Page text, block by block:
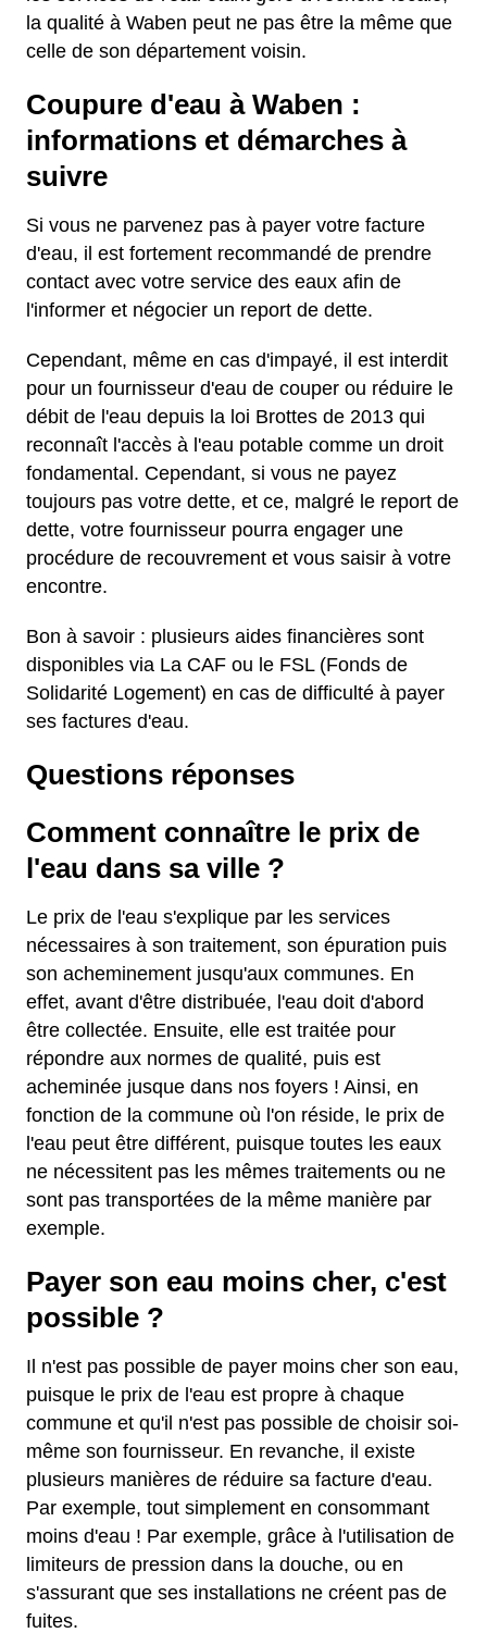
la qualité à Waben peut ne pas être la même que
celle de son département voisin.
Coupure d'eau à Waben :
informations et démarches à
suivre
Si vous ne parvenez pas à payer votre facture
d'eau, il est fortement recommandé de prendre
contact avec votre service des eaux afin de
l'informer et négocier un report de dette.
Cependant, même en cas d'impayé, il est interdit
pour un fournisseur d'eau de couper ou réduire le
débit de l'eau depuis la loi Brottes de 2013 qui
reconnaît l'accès à l'eau potable comme un droit
fondamental. Cependant, si vous ne payez
toujours pas votre dette, et ce, malgré le report de
dette, votre fournisseur pourra engager une
procédure de recouvrement et vous saisir à votre
encontre.
Bon à savoir : plusieurs aides financières sont
disponibles via La CAF ou le FSL (Fonds de
Solidarité Logement) en cas de difficulté à payer
ses factures d'eau.
Questions réponses
Comment connaître le prix de
l'eau dans sa ville ?
Le prix de l'eau s'explique par les services
nécessaires à son traitement, son épuration puis
son acheminement jusqu'aux communes. En
effet, avant d'être distribuée, l'eau doit d'abord
être collectée. Ensuite, elle est traitée pour
répondre aux normes de qualité, puis est
acheminée jusque dans nos foyers ! Ainsi, en
fonction de la commune où l'on réside, le prix de
l'eau peut être différent, puisque toutes les eaux
ne nécessitent pas les mêmes traitements ou ne
sont pas transportées de la même manière par
exemple.
Payer son eau moins cher, c'est
possible ?
Il n'est pas possible de payer moins cher son eau,
puisque le prix de l'eau est propre à chaque
commune et qu'il n'est pas possible de choisir soi-
même son fournisseur. En revanche, il existe
plusieurs manières de réduire sa facture d'eau.
Par exemple, tout simplement en consommant
moins d'eau ! Par exemple, grâce à l'utilisation de
limiteurs de pression dans la douche, ou en
s'assurant que ses installations ne créent pas de
fuites.